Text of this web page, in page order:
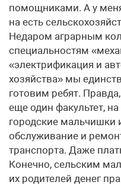
помощниками. А у
на есть
Недаром аграрным
специальностям
«электрификация и
хозяйства» мы
готовим ребят.
еще один факультет,
городские мальчишки
обслуживание и
транспорта. Даже
Конечно, сельским
их родителей денег